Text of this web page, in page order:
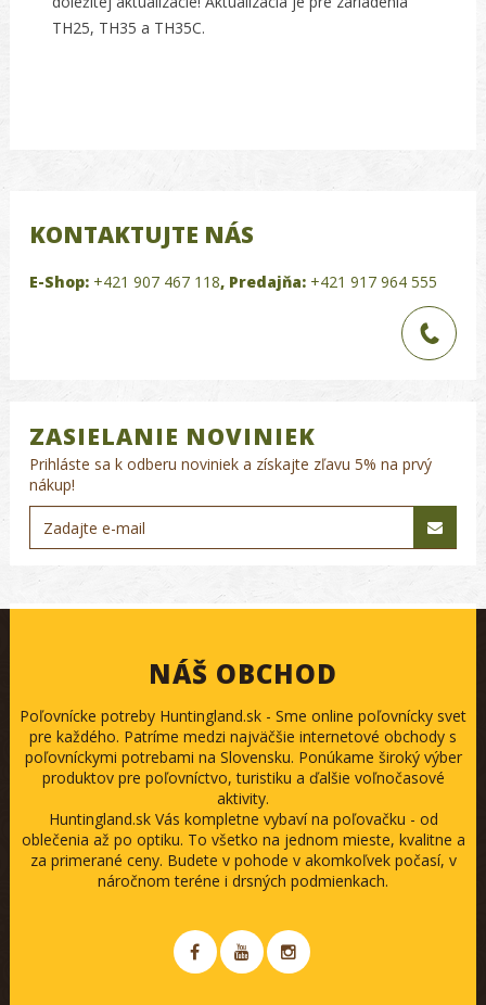
TH25, TH35 a TH35C.
KONTAKTUJTE NÁS
E-Shop: +421 907 467 118, Predajňa: +421 917 964 555
ZASIELANIE NOVINIEK
Prihláste sa k odberu noviniek a získajte zľavu 5% na prvý
nákup!
NÁŠ OBCHOD
Poľovnícke potreby Huntingland.sk - Sme online poľovnícky svet
pre každého. Patríme medzi najväčšie internetové obchody s
poľovníckymi potrebami na Slovensku. Ponúkame široký výber
produktov pre poľovníctvo, turistiku a ďalšie voľnočasové
aktivity.
Huntingland.sk Vás kompletne vybaví na poľovačku - od
oblečenia až po optiku. To všetko na jednom mieste, kvalitne a
za primerané ceny. Budete v pohode v akomkoľvek počasí, v
náročnom teréne i drsných podmienkach.